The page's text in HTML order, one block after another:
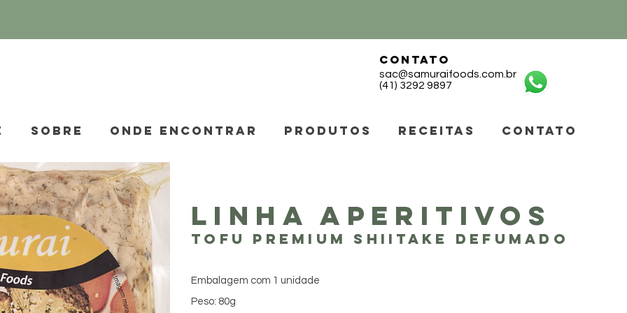
CONTATO
sac@samuraifoods.com.br
(41) 3292 9897
SOBRE ONDE ENCONTRAR PRODUTOS RECEITAS CONTATO
LINHA APERITIVOS
tOFU PREMIUM shiitake defumado
Embalagem com 1 unidade
Peso: 80g